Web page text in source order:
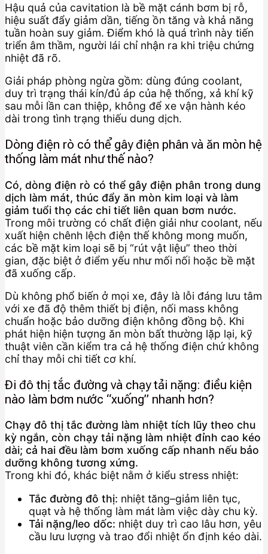
Hậu quả của cavitation là bề mặt cánh bơm bị rỗ,
hiệu suất đẩy giảm dần, tiếng ồn tăng và khả năng
tuần hoàn suy giảm. Điểm khó là quá trình này tiến
triển âm thầm, người lái chỉ nhận ra khi triệu chứng
nhiệt đã rõ.
Giải pháp phòng ngừa gồm: dùng đúng coolant,
duy trì trạng thái kín/đủ áp của hệ thống, xả khí kỹ
sau mỗi lần can thiệp, không để xe vận hành kéo
dài trong tình trạng thiếu dung dịch.
Dòng điện rò có thể gây điện phân và ăn mòn hệ
thống làm mát như thế nào?
Có, dòng điện rò có thể gây điện phân trong dung
dịch làm mát, thúc đẩy ăn mòn kim loại và làm
giảm tuổi thọ các chi tiết liên quan bơm nước.
Trong môi trường có chất điện giải như coolant, nếu
xuất hiện chênh lệch điện thế không mong muốn,
các bề mặt kim loại sẽ bị “rút vật liệu” theo thời
gian, đặc biệt ở điểm yếu như mối nối hoặc bề mặt
đã xuống cấp.
Dù không phổ biến ở mọi xe, đây là lỗi đáng lưu tâm
với xe đã độ thêm thiết bị điện, nối mass không
chuẩn hoặc bảo dưỡng điện không đồng bộ. Khi
phát hiện hiện tượng ăn mòn bất thường lặp lại, kỹ
thuật viên cần kiểm tra cả hệ thống điện chứ không
chỉ thay mỗi chi tiết cơ khí.
Đi đô thị tắc đường và chạy tải nặng: điều kiện
nào làm bơm nước “xuống” nhanh hơn?
Chạy đô thị tắc đường làm nhiệt tích lũy theo chu
kỳ ngắn, còn chạy tải nặng làm nhiệt đỉnh cao kéo
dài; cả hai đều làm bơm xuống cấp nhanh nếu bảo
dưỡng không tương xứng.
Trong khi đó, khác biệt nằm ở kiểu stress nhiệt:
Tắc đường đô thị: nhiệt tăng–giảm liên tục,
quạt và hệ thống làm mát làm việc dày chu kỳ.
Tải nặng/leo dốc: nhiệt duy trì cao lâu hơn, yêu
cầu lưu lượng và trao đổi nhiệt ổn định kéo dài.